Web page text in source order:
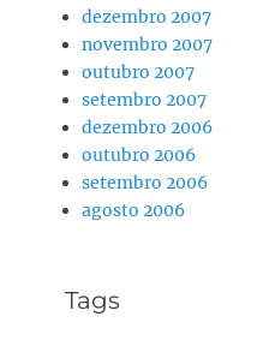
dezembro 2007
novembro 2007
outubro 2007
setembro 2007
dezembro 2006
outubro 2006
setembro 2006
agosto 2006
Tags